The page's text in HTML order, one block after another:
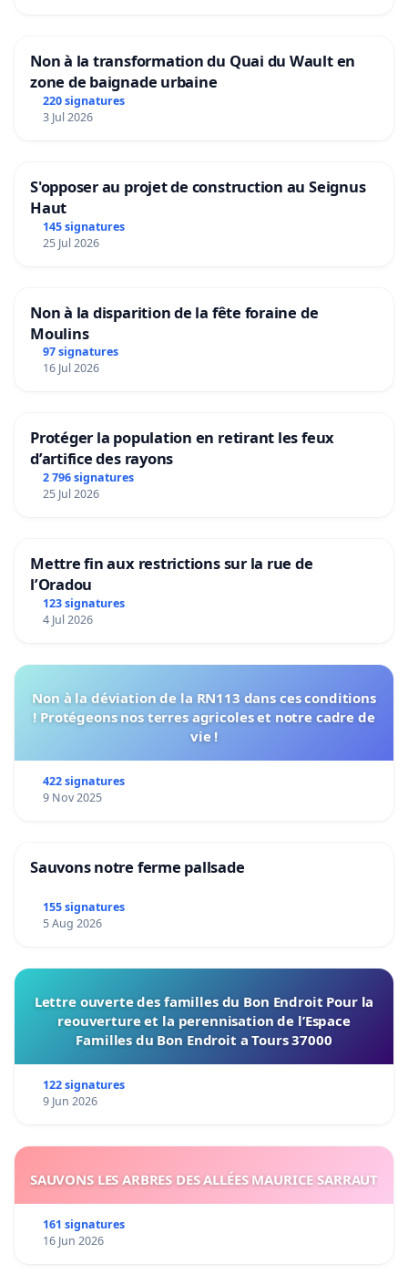
Non à la transformation du Quai du Wault en
zone de baignade urbaine
220 signatures
3 Jul 2026
S'opposer au projet de construction au Seignus
Haut
145 signatures
25 Jul 2026
Non à la disparition de la fête foraine de
Moulins
97 signatures
16 Jul 2026
Protéger la population en retirant les feux
d’artifice des rayons
2 796 signatures
25 Jul 2026
Mettre fin aux restrictions sur la rue de
l’Oradou
123 signatures
4 Jul 2026
Non à la déviation de la RN113 dans ces conditions
! Protégeons nos terres agricoles et notre cadre de
vie !
422 signatures
9 Nov 2025
Sauvons notre ferme pallsade
155 signatures
5 Aug 2026
Lettre ouverte des familles du Bon Endroit Pour la
reouverture et la perennisation de l’Espace
Familles du Bon Endroit a Tours 37000
122 signatures
9 Jun 2026
SAUVONS LES ARBRES DES ALLÉES MAURICE SARRAUT
161 signatures
16 Jun 2026